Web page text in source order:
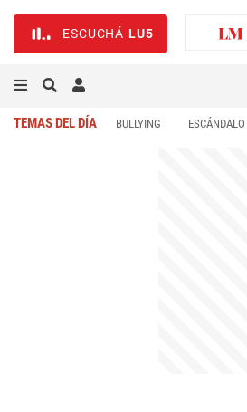
ESCUCHÁ LU5
TEMAS DEL DÍA BULLYING